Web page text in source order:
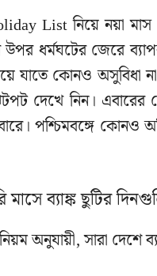
List নিয়ে নয়া মাস
উপর ধর্মঘটের জেরে
যাতে কোনও অসুবিধা
দেখে নিন। এবারের
পশ্চিমবঙ্গে কোনও
মাসে ব্যাঙ্ক ছুটির
অনুযায়ী, সারা দেশে